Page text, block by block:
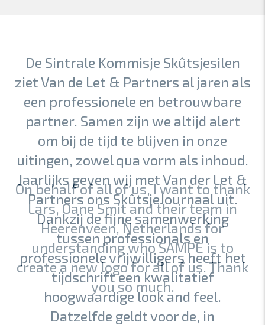
De Sintrale Kommisje Skûtsjesilen
ziet Van de Let & Partners al jaren als
een professionele en betrouwbare
partner. Samen zijn we altijd alert
om bij de tijd te blijven in onze
uitingen, zowel qua vorm als inhoud.
Jaarlijks geven wij met Van der Let &
Partners ons SkûtsjeJournaal uit.
Dankzij de fijne samenwerking
tussen professionals en
professionele vrijwilligers heeft het
tijdschrift een kwalitatief
hoogwaardige look and feel.
Datzelfde geldt voor de, in